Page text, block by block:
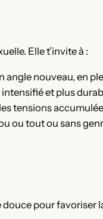
Elle t’invite à :
angle nouveau, en
et plus
tensions
ou tout ou sans
douce pour favoriser